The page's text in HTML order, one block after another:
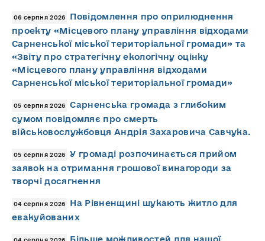
06 серпня 2026
Повідомлення про оприлюднення
проекту «Місцевого плану управління відходами
Сарненської міської територіальної громади» та
«Звіту про стратегічну екологічну оцінку
«Місцевого плану управління відходами
Сарненської міської територіальної громади»
05 серпня 2026
Сарненська громада з глибоким
сумом повідомляє про смерть
військовослужбовця Андрія Захаровича Савчука.
05 серпня 2026
У громаді розпочинається прийом
заявок на отримання грошової винагороди за
творчі досягнення
04 серпня 2026
На Рівненщині шукають житло для
евакуйованих
Більше можливостей для нашої